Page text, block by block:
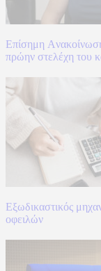
Επίσημη
πρώην στελέχη του
Εξωδικαστικός
οφειλών